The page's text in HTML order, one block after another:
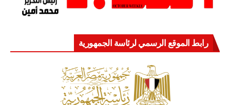
رابط الموقع الرسمي لرئاسة الجمهورية